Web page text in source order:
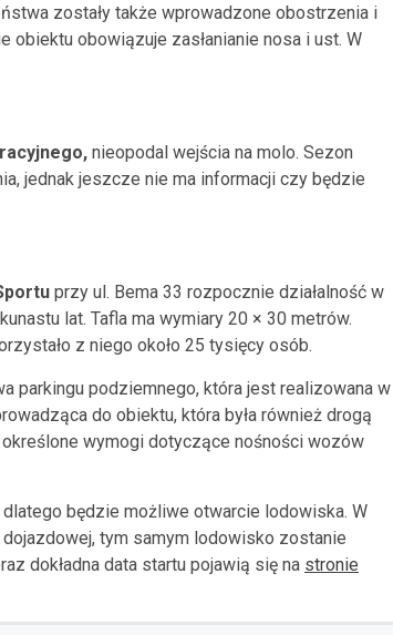
zostały także wprowadzone obostrzenia i
obiektu obowiązuje zasłanianie nosa i ust. W
nieopodal wejścia na molo. Sezon
jednak jeszcze nie ma informacji czy będzie
przy ul. Bema 33 rozpocznie działalność w
lat. Tafla ma wymiary 20 × 30 metrów.
z niego około 25 tysięcy osób.
parkingu podziemnego, która jest realizowana w
do obiektu, która była również drogą
wymogi dotyczące nośności wozów
będzie możliwe otwarcie lodowiska. W
tym samym lodowisko zostanie
dokładna data startu pojawią się na stronie